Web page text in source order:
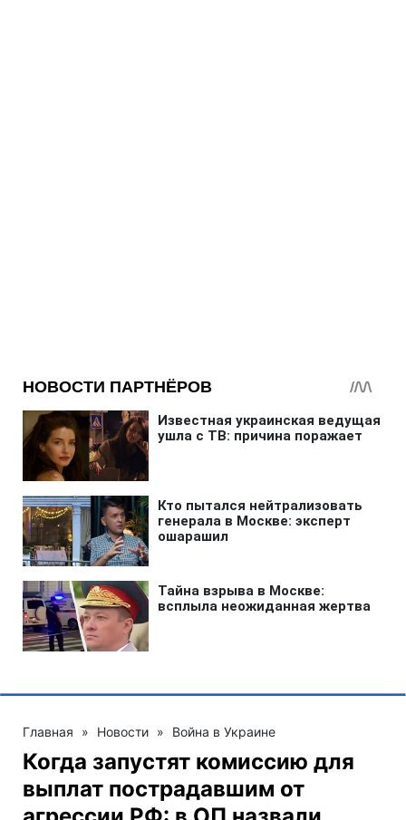
Главная » Новости » Война в Украине
Когда запустят комиссию для
выплат пострадавшим от